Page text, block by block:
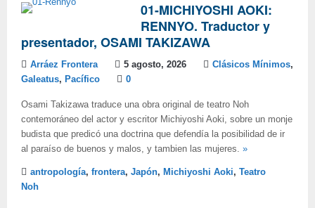
01-MICHIYOSHI AOKI:
RENNYO. Traductor y
presentador, OSAMI TAKIZAWA
Arráez Frontera 5 agosto, 2026 Clásicos Mínimos,
Galeatus, Pacífico 0
Osami Takizawa traduce una obra original de teatro Noh
contemoráneo del actor y escritor Michiyoshi Aoki, sobre un monje
budista que predicó una doctrina que defendía la posibilidad de ir
al paraíso de buenos y malos, y tambien las mujeres. »
antropología, frontera, Japón, Michiyoshi Aoki, Teatro
Noh